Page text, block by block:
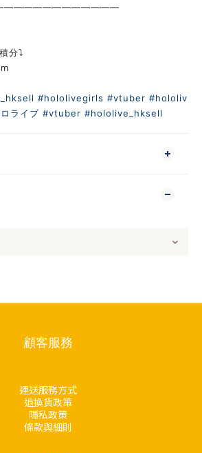
分⤵️
#hololivegirls #vtuber #hololiv
ライブ #vtuber #hololive_hksell
顧客服務
運送服務方式
退換貨政策
隱私政策
條款與細則